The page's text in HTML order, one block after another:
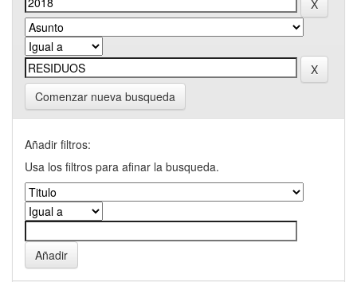
Comenzar nueva busqueda
Añadir filtros:
Usa los filtros para afinar la busqueda.